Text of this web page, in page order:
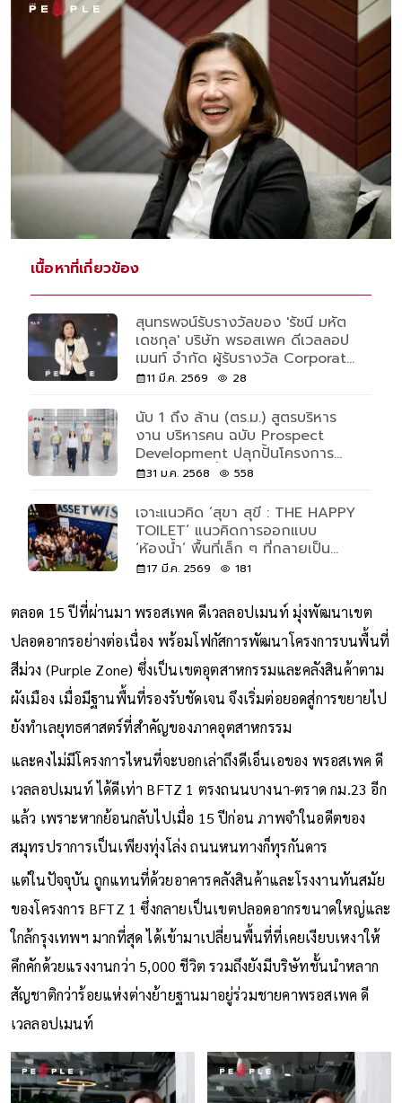
เนื้อหาที่เกี่ยวข้อง
สุนทรพจน์รับรางวัลของ 'รัชนี มหัต
เดชกุล' บริษัท พรอสเพค ดีเวลลอป
เมนท์ จำกัด ผู้รับรางวัล Corporate
Awards 2026
นับ 1 ถึง ล้าน (ตร.ม.) สูตรบริหาร
งาน บริหารคน ฉบับ Prospect
Development ปลุกปั้นโครงการ
โรงงาน เขต Free Zone
เจาะแนวคิด ‘สุขา สุขี : THE HAPPY
TOILET’ แนวคิดการออกแบบ
‘ห้องน้ำ’ พื้นที่เล็ก ๆ ที่กลายเป็น
ตลอด 15 ปีที่ผ่านมา พรอสเพค ดีเวลลอปเมนท์ มุ่งพัฒนาเขต
ปลอดอากรอย่างต่อเนื่อง พร้อมโฟกัสการพัฒนาโครงการบนพื้นที่
สีม่วง (Purple Zone) ซึ่งเป็นเขตอุตสาหกรรมและคลังสินค้าตาม
ผังเมือง เมื่อมีฐานพื้นที่รองรับชัดเจน จึงเริ่มต่อยอดสู่การขยายไป
ยังทำเลยุทธศาสตร์ที่สำคัญของภาคอุตสาหกรรม
และคงไม่มีโครงการไหนที่จะบอกเล่าถึงดีเอ็นเอของ พรอสเพค ดี
เวลลอปเมนท์ ได้ดีเท่า BFTZ 1 ตรงถนนบางนา-ตราด กม.23 อีก
แล้ว เพราะหากย้อนกลับไปเมื่อ 15 ปีก่อน ภาพจำในอดีตของ
สมุทรปราการเป็นเพียงทุ่งโล่ง ถนนหนทางก็ทุรกันดาร
แต่ในปัจจุบัน ถูกแทนที่ด้วยอาคารคลังสินค้าและโรงงานทันสมัย
ของโครงการ BFTZ 1 ซึ่งกลายเป็นเขตปลอดอากรขนาดใหญ่และ
ใกล้กรุงเทพฯ มากที่สุด ได้เข้ามาเปลี่ยนพื้นที่ที่เคยเงียบเหงาให้
คึกคักด้วยแรงงานกว่า 5,000 ชีวิต รวมถึงยังมีบริษัทชั้นนำหลาก
สัญชาติกว่าร้อยแห่งต่างย้ายฐานมาอยู่ร่วมชายคาพรอสเพค ดี